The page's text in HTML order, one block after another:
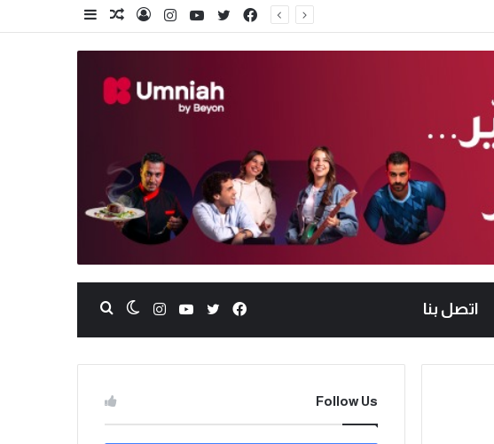
اتصل بنا
Follow Us